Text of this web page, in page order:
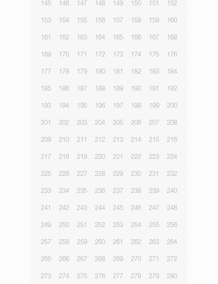
145 146 147 148 149 150 151 152
153 154 155 156 157 158 159 160
161 162 163 164 165 166 167 168
169 170 171 172 173 174 175 176
177 178 179 180 181 182 183 184
185 186 187 188 189 190 191 192
193 194 195 196 197 198 199 200
201 202 203 204 205 206 207 208
209 210 211 212 213 214 215 216
217 218 219 220 221 222 223 224
225 226 227 228 229 230 231 232
233 234 235 236 237 238 239 240
241 242 243 244 245 246 247 248
249 250 251 252 253 254 255 256
257 258 259 260 261 262 263 264
265 266 267 268 269 270 271 272
273 274 275 276 277 278 279 280